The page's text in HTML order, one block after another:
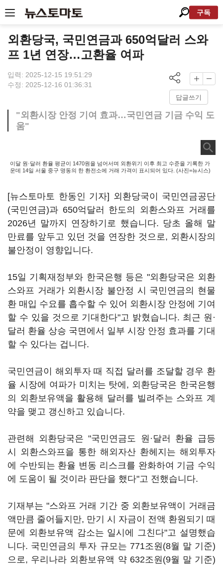
구독
외환당국, 국민연금과 650억달러 스와
프 1년 연장…고환율 여파
입력: 2025-12-15 19:51:29
수정: 2025-12-16 01:36:31
답글쓰기
"외환시장 안정 기여 효과…국민연금 기금 수익 도
움"
이달 원·달러 환율 평균이 1470원을 넘어서며 외환위기 이후 최고 수준을 기록한 가
운데 14일 서울 중구 명동의 한 환전소에 거래 가격이 표시되어 있다. (사진=뉴시스)
[뉴스토마토 한동인 기자] 외환당국이 국민연금공단
(국민연금)과 650억달러 한도의 외환스와프 거래를
2026년 말까지 연장하기로 했습니다. 당초 올해 말
만료를 앞두고 있던 것을 연장한 것으로, 외환시장의
불안정이 영향입니다.
15일 기획재정부와 한국은행 등은 "외환당국은 외환
스와프 거래가 외환시장 불안정 시 국민연금의 현물
환 매입 수요를 흡수할 수 있어 외환시장 안정에 기여
할 수 있을 것으로 기대한다"고 밝혔습니다. 최근 원·
달러 환율 상승 국면에서 일부 시장 안정 효과를 기대
할 수 있다는 겁니다.
국민연금이 해외투자 때 직접 달러를 조달할 경우 환
율 시장에 여파가 미치는 탓에, 외환당국은 한국은행
의 외환보유액을 활용해 달러를 빌려주는 스와프 계
약을 맺고 갱신하고 있습니다.
관련해 외환당국은 "국민연금도 원·달러 환율 급등
시 외환스와프을 통한 해외자산 환헤지는 해외투자
에 수반되는 환율 변동 리스크를 완화하여 기금 수익
에 도움이 될 것이라 판단을 했다"고 전했습니다.
기재부는 "스와프 거래 기간 중 외환보유액이 거래금
액만큼 줄어들지만, 만기 시 자금이 전액 환원되기 때
문에 외환보유액 감소는 일시에 그친다"고 설명했습
니다. 국민연금의 투자 규모는 771조원(8월 말 기준)
으로, 우리나라 외환보유액 약 632조원(9월 말 기준)